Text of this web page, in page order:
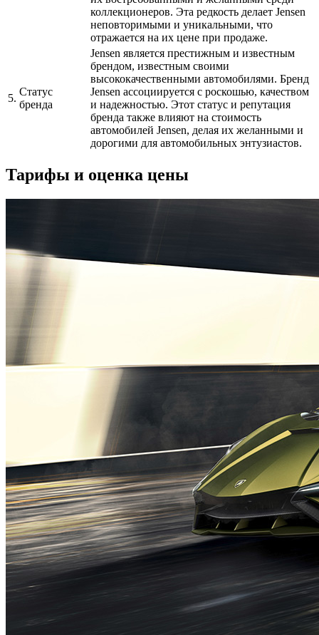
коллекционеров. Эта редкость делает Jensen
неповторимыми и уникальными, что
отражается на их цене при продаже.
5.
Статус
бренда
Jensen является престижным и известным
брендом, известным своими
высококачественными автомобилями. Бренд
Jensen ассоциируется с роскошью, качеством
и надежностью. Этот статус и репутация
бренда также влияют на стоимость
автомобилей Jensen, делая их желанными и
дорогими для автомобильных энтузиастов.
Тарифы и оценка цены